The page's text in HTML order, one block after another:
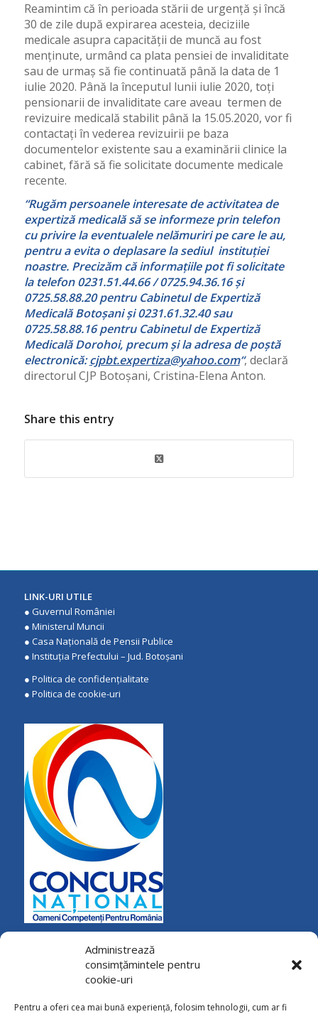
Administrează
consimțămintele pentru
cookie-uri
Pentru a oferi cea mai bună experiență, folosim tehnologii, cum ar fi
Reamintim că în perioada stării de urgență și încă
30 de zile după expirarea acesteia, deciziile
medicale asupra capacității de muncă au fost
menținute, urmând ca plata pensiei de invaliditate
sau de urmaș să fie continuată până la data de 1
iulie 2020. Până la începutul lunii iulie 2020, toți
pensionarii de invaliditate care aveau termen de
revizuire medicală stabilit până la 15.05.2020, vor fi
contactați în vederea revizuirii pe baza
documentelor existente sau a examinării clinice la
cabinet, fără să fie solicitate documente medicale
recente.
“Rugăm persoanele interesate de activitatea de
expertiză medicală să se informeze prin telefon
cu privire la eventualele nelămuriri pe care le au,
pentru a evita o deplasare la sediul instituției
noastre. Precizăm că informațiile pot fi solicitate
la telefon 0231.51.44.66 / 0725.94.36.16 și
0725.58.88.20 pentru Cabinetul de Expertiză
Medicală Botoșani și 0231.61.32.40 sau
0725.58.88.16 pentru Cabinetul de Expertiză
Medicală Dorohoi, precum și la adresa de poștă
electronică:cjpbt.expertiza@yahoo.com“, declară
directorul CJP Botoșani, Cristina-Elena Anton.
Share this entry
LINK-URI UTILE
● Guvernul României
● Ministerul Muncii
● Casa Națională de Pensii Publice
● Instituţia Prefectului – Jud. Botoşani
● Politica de confidenţialitate
● Politica de cookie-uri